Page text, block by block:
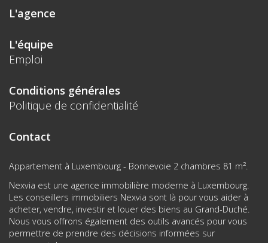
L'agence
L'équipe
Emploi
Conditions générales
Politique de confidentialité
Contact
Appartement à Luxembourg - Bonnevoie 2 chambres 81 m².
Nexvia est une agence immobilière moderne à Luxembourg.
Les conseillers immobiliers Nexvia sont là pour vous aider à
acheter, vendre, investir et louer des biens au Grand-Duché.
Nous vous offrons également des outils avancés pour vous
permettre de prendre des décisions informées sur